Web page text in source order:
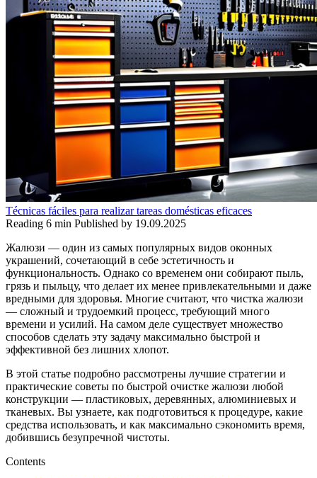
Técnicas fáciles para realizar tareas domésticas eficaces
Reading 6 min Published by 19.09.2025
Жалюзи — один из самых популярных видов оконных
украшений, сочетающий в себе эстетичность и
функциональность. Однако со временем они собирают пыль,
грязь и пыльцу, что делает их менее привлекательными и даже
вредными для здоровья. Многие считают, что чистка жалюзи
— сложный и трудоемкий процесс, требующий много
времени и усилий. На самом деле существует множество
способов сделать эту задачу максимально быстрой и
эффективной без лишних хлопот.
В этой статье подробно рассмотрены лучшие стратегии и
практические советы по быстрой очистке жалюзи любой
конструкции — пластиковых, деревянных, алюминиевых и
тканевых. Вы узнаете, как подготовиться к процедуре, какие
средства использовать, и как максимально сэкономить время,
добившись безупречной чистоты.
Contents